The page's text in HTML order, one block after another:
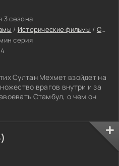
3 сезона
/ Исторические фильмы / Сериалы
серия
Султан Мехмет взойдет на
врагов внутри и за
Стамбул, о чем он